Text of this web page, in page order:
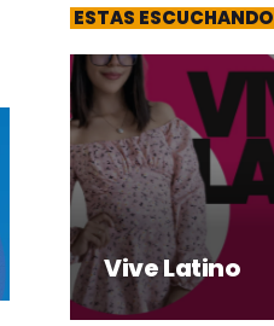
ESTAS ESCUCHANDO
Vive Latino